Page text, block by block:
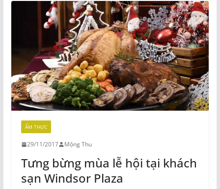
ẨM THỰC
29/11/2017 Mộng Thu
Tưng bừng mùa lễ hội tại khách
sạn Windsor Plaza